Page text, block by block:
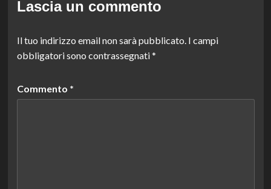
Lascia un commento
Il tuo indirizzo email non sarà pubblicato. I campi
obbligatori sono contrassegnati*
Commento *